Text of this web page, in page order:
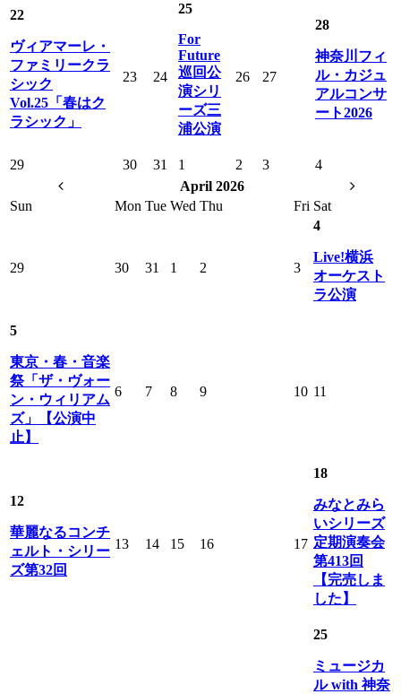
22
ヴィアマーレ・
ファミリークラ
シック
Vol.25「春はク
ラシック」
23 24
25
For
Future
巡回公
演シリ
ーズ三
浦公演
26 27
28
神奈川フィ
ル・カジュ
アルコンサ
ート2026
29 30 31 1 2 3
4
April 2026
Sun
Mon Tue Wed Thu Fri Sat
29 30 31 1 2 3
4
Live!横浜
オーケスト
ラ公演
5
東京・春・音楽
祭「ザ・ヴォー
ン・ウィリアム
ズ」【公演中
止】
6 7 8 9 10 11
12
華麗なるコンチ
ェルト・シリー
ズ第32回
13 14 15 16 17
18
みなとみら
いシリーズ
定期演奏会
第413回
【完売しま
した】
25
ミュージカ
ル with 神奈